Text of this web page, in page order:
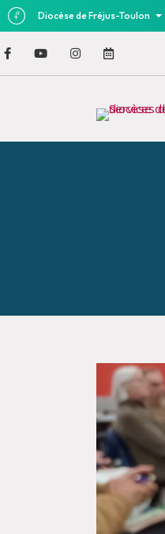
Diocèse de Fréjus-Toulon